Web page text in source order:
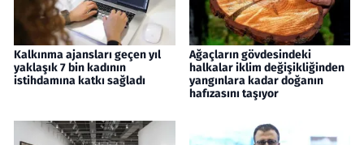
Kalkınma ajansları geçen yıl
yaklaşık 7 bin kadının
istihdamına katkı sağladı
Ağaçların gövdesindeki
halkalar iklim değişikliğinden
yangınlara kadar doğanın
hafızasını taşıyor